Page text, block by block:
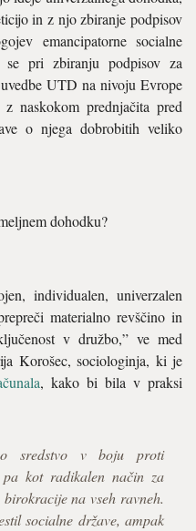
in z njo zbiranje podpisov
emancipatorne socialne
se pri zbiranju podpisov za
UTD na nivoju Evrope
naskokom prednjačita pred
o njega dobrobitih veliko
dohodku?
individualen, univerzalen
materialno revščino in
v družbo,” ve med
Korošec, sociologinja, ki je
, kako bi bila v praksi
sredstvo v boju proti
kot radikalen način za
na vseh ravneh.
socialne države, ampak